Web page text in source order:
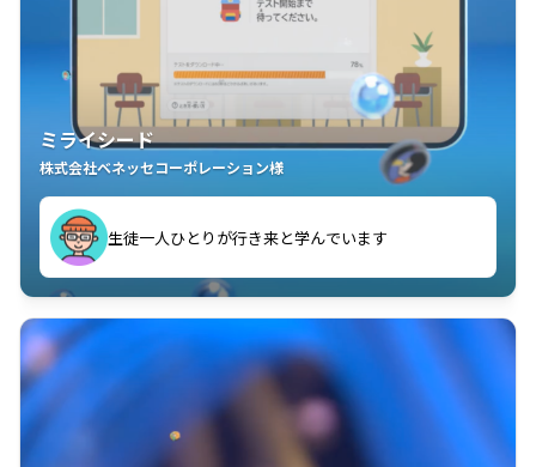
ミライシード
株式会社ベネッセコーポレーション様
生徒一人ひとりが行き来と学んでいます
教室中の児童生徒が「問題が解けてうれしい」「解く
ことが楽しい」を実感しています